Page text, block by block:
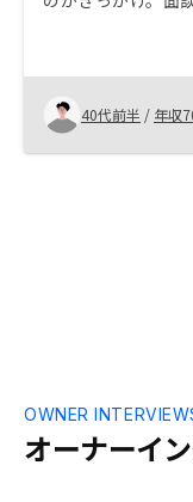
たばかりなので
ある。ただ担当の
のってくれるので
40代前半 / 年収
オーナーイ
OWNER